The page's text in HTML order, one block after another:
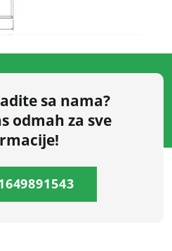
sa nama?
odmah za sve